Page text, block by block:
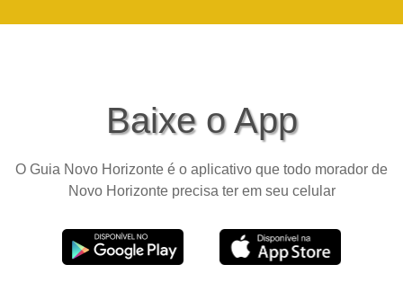
Baixe o App
O Guia Novo Horizonte é o aplicativo que todo morador de
Novo Horizonte precisa ter em seu celular